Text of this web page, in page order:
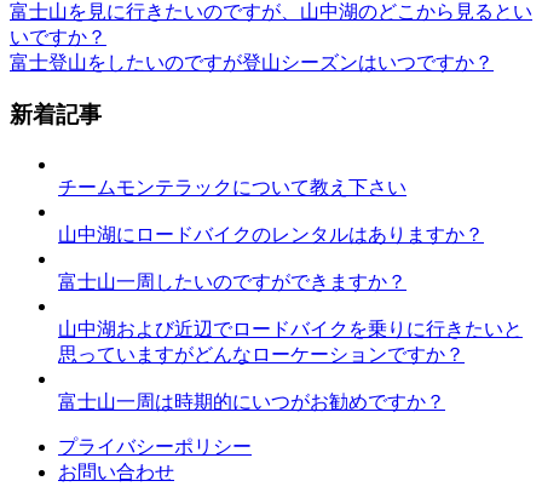
富士山を見に行きたいのですが、山中湖のどこから見るとい
いですか？
富士登山をしたいのですが登山シーズンはいつですか？
新着記事
チームモンテラックについて教え下さい
山中湖にロードバイクのレンタルはありますか？
富士山一周したいのですができますか？
山中湖および近辺でロードバイクを乗りに行きたいと
思っていますがどんなローケーションですか？
富士山一周は時期的にいつがお勧めですか？
プライバシーポリシー
お問い合わせ